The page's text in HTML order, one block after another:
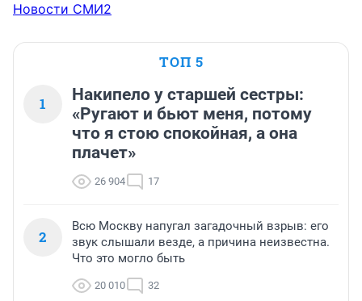
Новости СМИ2
ТОП 5
1
Накипело у старшей сестры:
«Ругают и бьют меня, потому
что я стою спокойная, а она
плачет»
26 904 17
2
Всю Москву напугал загадочный взрыв: его
звук слышали везде, а причина неизвестна.
Что это могло быть
20 010 32